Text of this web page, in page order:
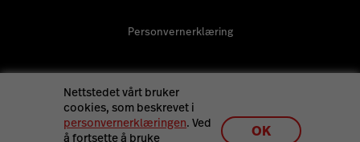
Personvernerklæring
Nettstedet vårt bruker
cookies, som beskrevet i
personvernerklæringen. Ved
å fortsette å bruke
OK